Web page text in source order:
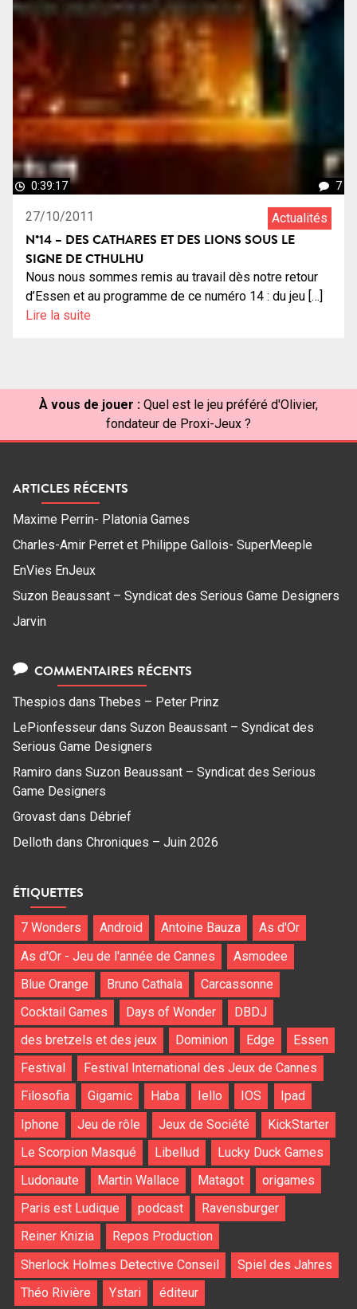
0:39:17 7
27/10/2011 Actualités
N°14 – DES CATHARES ET DES LIONS SOUS LE
SIGNE DE CTHULHU
Nous nous sommes remis au travail dès notre retour
d’Essen et au programme de ce numéro 14 : du jeu […]
Lire la suite
À vous de jouer : Quel est le jeu préféré d'Olivier,
fondateur de Proxi-Jeux ?
ARTICLES RÉCENTS
Maxime Perrin- Platonia Games
Charles-Amir Perret et Philippe Gallois- SuperMeeple
EnVies EnJeux
Suzon Beaussant – Syndicat des Serious Game Designers
Jarvin
COMMENTAIRES RÉCENTS
Thespios dans Thebes – Peter Prinz
LePionfesseur dans Suzon Beaussant – Syndicat des
Serious Game Designers
Ramiro dans Suzon Beaussant – Syndicat des Serious
Game Designers
Grovast dans Débrief
Delloth dans Chroniques – Juin 2026
ÉTIQUETTES
7 Wonders Android Antoine Bauza
As d'Or
As d'Or - Jeu de l'année de Cannes
Asmodee
Blue Orange
Bruno Cathala
Carcassonne
Cocktail Games
Days of Wonder
DBDJ
des bretzels et des jeux
Dominion Edge
Essen
Festival
Festival International des Jeux de Cannes
Filosofia
Gigamic Haba Iello IOS
Ipad
Iphone
Jeu de rôle Jeux de Société
KickStarter
Le Scorpion Masqué
Libellud
Lucky Duck Games
Ludonaute
Martin Wallace Matagot
origames
Paris est Ludique
podcast
Ravensburger
Reiner Knizia
Repos Production
Sherlock Holmes Detective Conseil
Spiel des Jahres
Théo Rivière
Ystari éditeur